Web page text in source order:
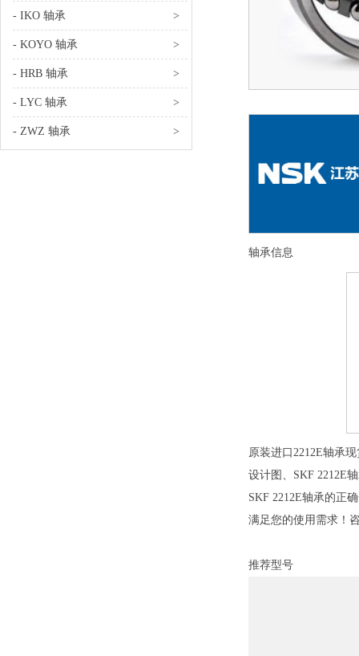
- IKO 轴承 >
- KOYO 轴承 >
- HRB 轴承 >
- LYC 轴承 >
- ZWZ 轴承 >
轴承信息
原装进口2212E轴承
设计图、SKF 2212E
SKF 2212E轴承的正
满足您的使用需求！
推荐型号